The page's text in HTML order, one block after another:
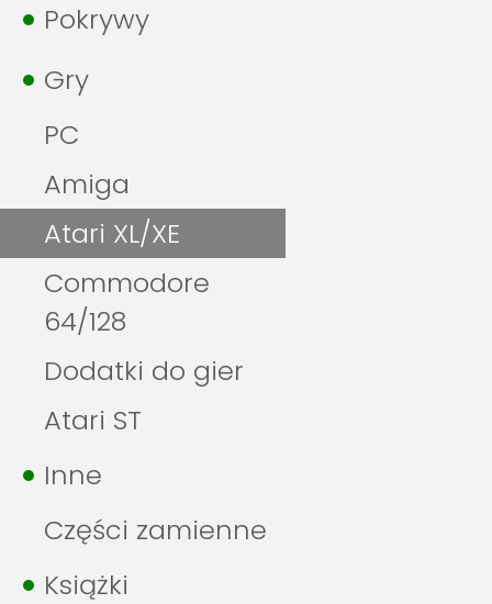
Pokrywy
Gry
PC
Amiga
Atari XL/XE
Commodore
64/128
Dodatki do gier
Atari ST
Inne
Części zamienne
Książki